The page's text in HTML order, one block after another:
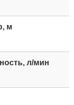
м
л/мин